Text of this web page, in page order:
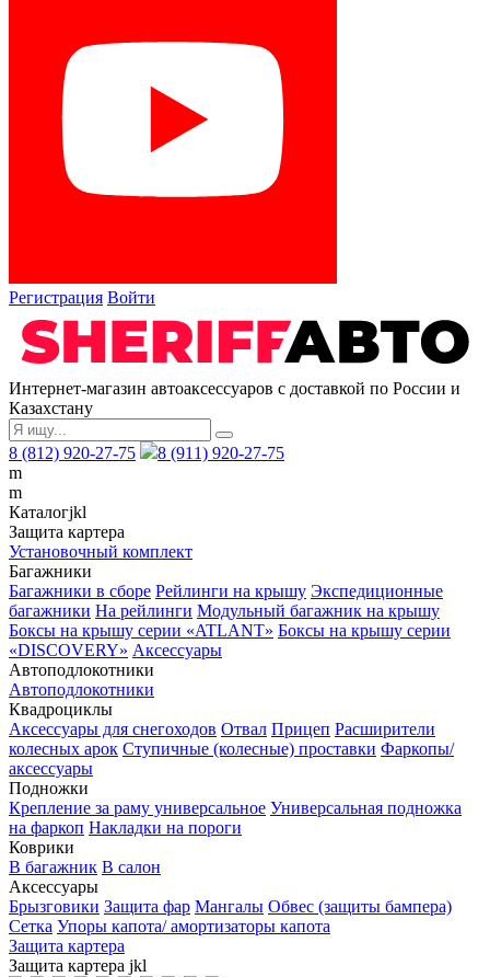
Регистрация Войти
Интернет-магазин автоаксессуаров с доставкой по России и
Казахстану
8 (812) 920-27-75
8 (911) 920-27-75
m
m
Каталогjkl
Защита картера
Установочный комплект
Багажники
Багажники в сборе Рейлинги на крышу Экспедиционные
багажники На рейлинги Модульный багажник на крышу
Боксы на крышу серии «ATLANT» Боксы на крышу серии
«DISCOVERY» Аксессуары
Автоподлокотники
Автоподлокотники
Квадроциклы
Аксессуары для снегоходов Отвал Прицеп Расширители
колесных арок Ступичные (колесные) проставки Фаркопы/
аксессуары
Подножки
Крепление за раму универсальное Универсальная подножка
на фаркоп Накладки на пороги
Коврики
В багажник В салон
Аксессуары
Брызговики Защита фар Мангалы Обвес (защиты бампера)
Сетка Упоры капота/ амортизаторы капота
Защита картера
Защита картера jkl